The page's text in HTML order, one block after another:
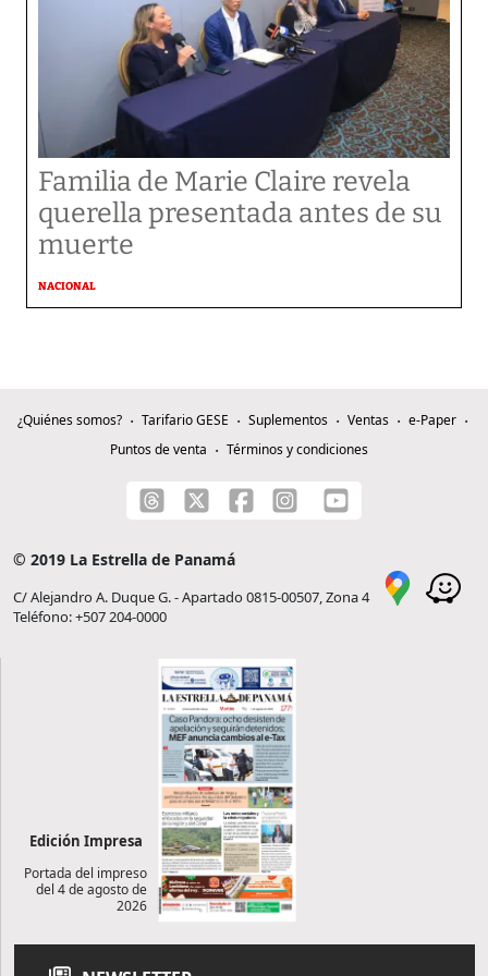
Familia de Marie Claire revela
querella presentada antes de su
muerte
NACIONAL
¿Quiénes somos? Tarifario GESE Suplementos Ventas
e-Paper
Puntos de venta
Términos y condiciones
© 2019 La Estrella de Panamá
C/ Alejandro A. Duque G. - Apartado 0815-00507, Zona 4
Teléfono: +507 204-0000
Edición Impresa
Portada del impreso
del 4 de agosto de
2026